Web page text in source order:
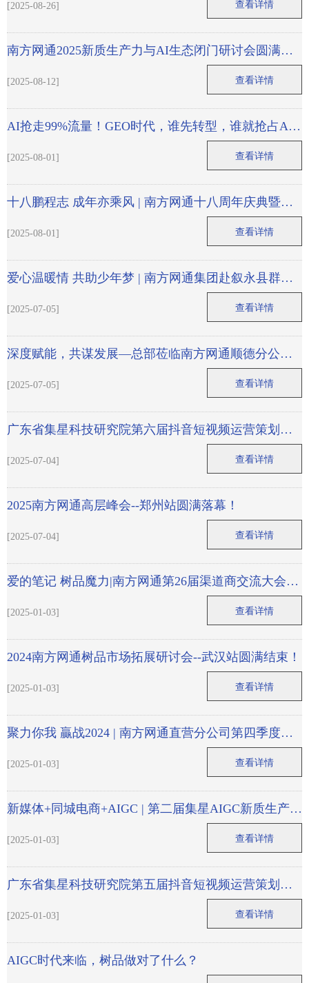
[2025-08-26] 查看详情
南方网通2025新质生产力与AI生态闭门研讨会圆满落
[2025-08-12] 查看详情
AI抢走99%流量！GEO时代，谁先转型，谁就抢占AI
[2025-08-01] 查看详情
十八鹏程志 成年亦乘风 | 南方网通十八周年庆典暨第
[2025-08-01] 查看详情
爱心温暖情 共助少年梦 | 南方网通集团赴叙永县群英
[2025-07-05] 查看详情
深度赋能，共谋发展—总部莅临南方网通顺德分公司
[2025-07-05] 查看详情
广东省集星科技研究院第六届抖音短视频运营策划师
[2025-07-04] 查看详情
2025南方网通高层峰会--郑州站圆满落幕！
[2025-07-04] 查看详情
爱的笔记 树品魔力|南方网通第26届渠道商交流大会暨
[2025-01-03] 查看详情
2024南方网通树品市场拓展研讨会--武汉站圆满结束！
[2025-01-03] 查看详情
聚力你我 贏战2024 | 南方网通直营分公司第四季度目
[2025-01-03] 查看详情
新媒体+同城电商+AIGC | 第二届集星AIGC新质生产力
[2025-01-03] 查看详情
广东省集星科技研究院第五届抖音短视频运营策划师
[2025-01-03] 查看详情
AIGC时代来临，树品做对了什么？